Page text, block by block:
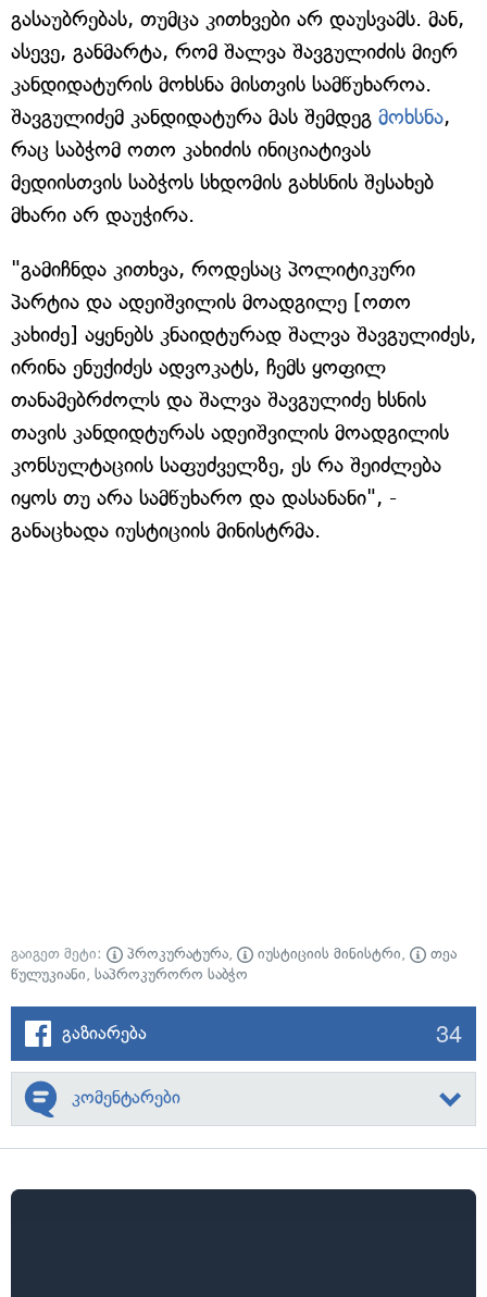
გასაუბრებას, თუმცა კითხვები არ დაუსვამს. მან,
ასევე, განმარტა, რომ შალვა შავგულიძის მიერ
კანდიდატურის მოხსნა მისთვის სამწუხაროა.
შავგულიძემ კანდიდატურა მას შემდეგ მოხსნა,
რაც საბჭომ ოთო კახიძის ინიციატივას
მედიისთვის საბჭოს სხდომის გახსნის შესახებ
მხარი არ დაუჭირა.
"გამიჩნდა კითხვა, როდესაც პოლიტიკური
პარტია და ადეიშვილის მოადგილე [ოთო
კახიძე] აყენებს კნაიდტურად შალვა შავგულიძეს,
ირინა ენუქიძეს ადვოკატს, ჩემს ყოფილ
თანამებრძოლს და შალვა შავგულიძე ხსნის
თავის კანდიდტურას ადეიშვილის მოადგილის
კონსულტაციის საფუძველზე, ეს რა შეიძლება
იყოს თუ არა სამწუხარო და დასანანი", -
განაცხადა იუსტიციის მინისტრმა.
გაიგეთ მეტი: პროკურატურა, იუსტიციის მინისტრი,
თეა
წულუკიანი, საპროკურორო საბჭო
გაზიარება 34
კომენტარები